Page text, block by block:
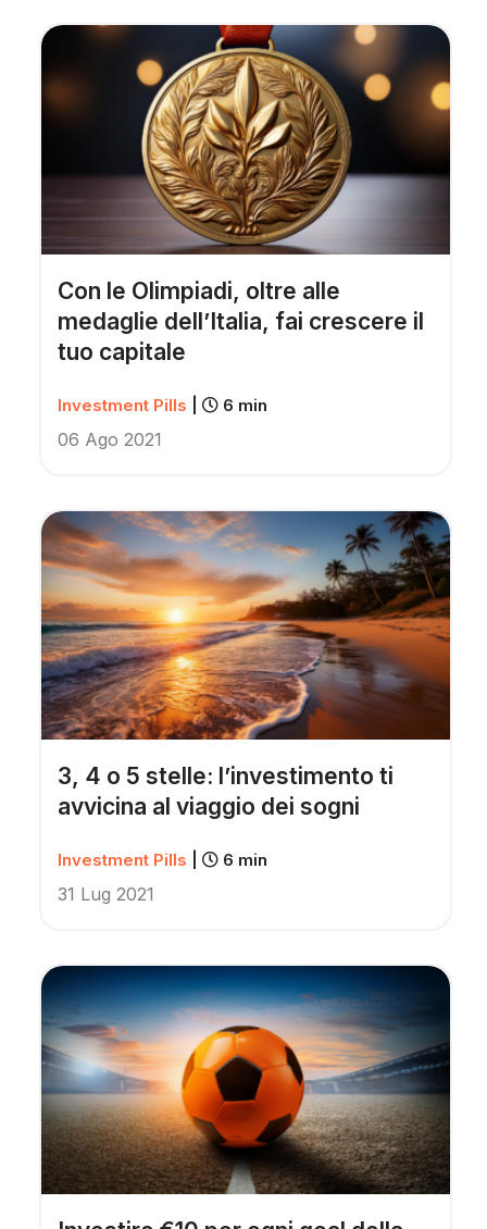
Con le Olimpiadi, oltre alle
medaglie dell’Italia, fai crescere il
tuo capitale
Investment Pills 6 min
06 Ago 2021
3, 4 o 5 stelle: l’investimento ti
avvicina al viaggio dei sogni
Investment Pills 6 min
31 Lug 2021